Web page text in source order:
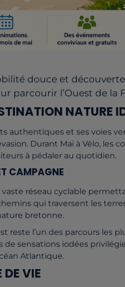
douce et
parcourir l’Ouest de la
NATURE
authentiques et ses voies
Durant Mai à Vélo, les
à pédaler au quotidien.
CAMPAGNE
réseau cyclable
qui traversent les
bretonne.
reste l’un des parcours les
de sensations iodées
Atlantique.
DE VIE